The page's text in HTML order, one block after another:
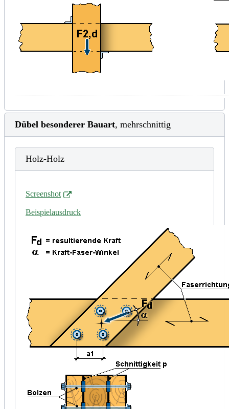
Dübel besonderer Bauart, mehrschnittig
Holz-Holz
Screenshot
Beispielausdruck